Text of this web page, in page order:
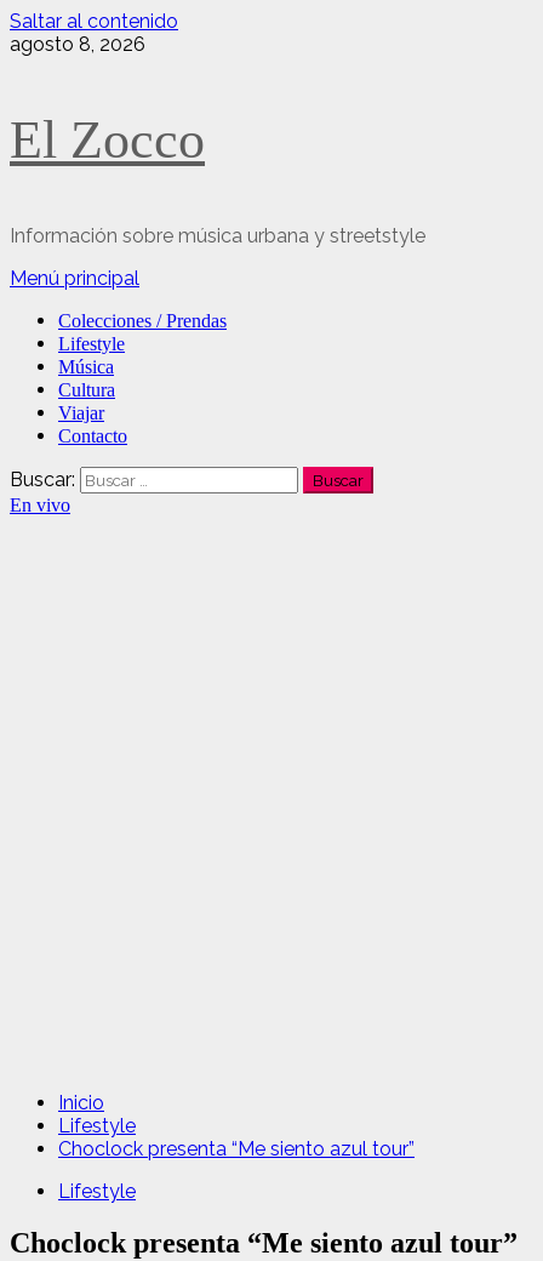
Saltar al contenido
agosto 8, 2026
El Zocco
Información sobre música urbana y streetstyle
Menú principal
Colecciones / Prendas
Lifestyle
Música
Cultura
Viajar
Contacto
Buscar:
En vivo
Inicio
Lifestyle
Choclock presenta “Me siento azul tour”
Lifestyle
Choclock presenta “Me siento azul tour”